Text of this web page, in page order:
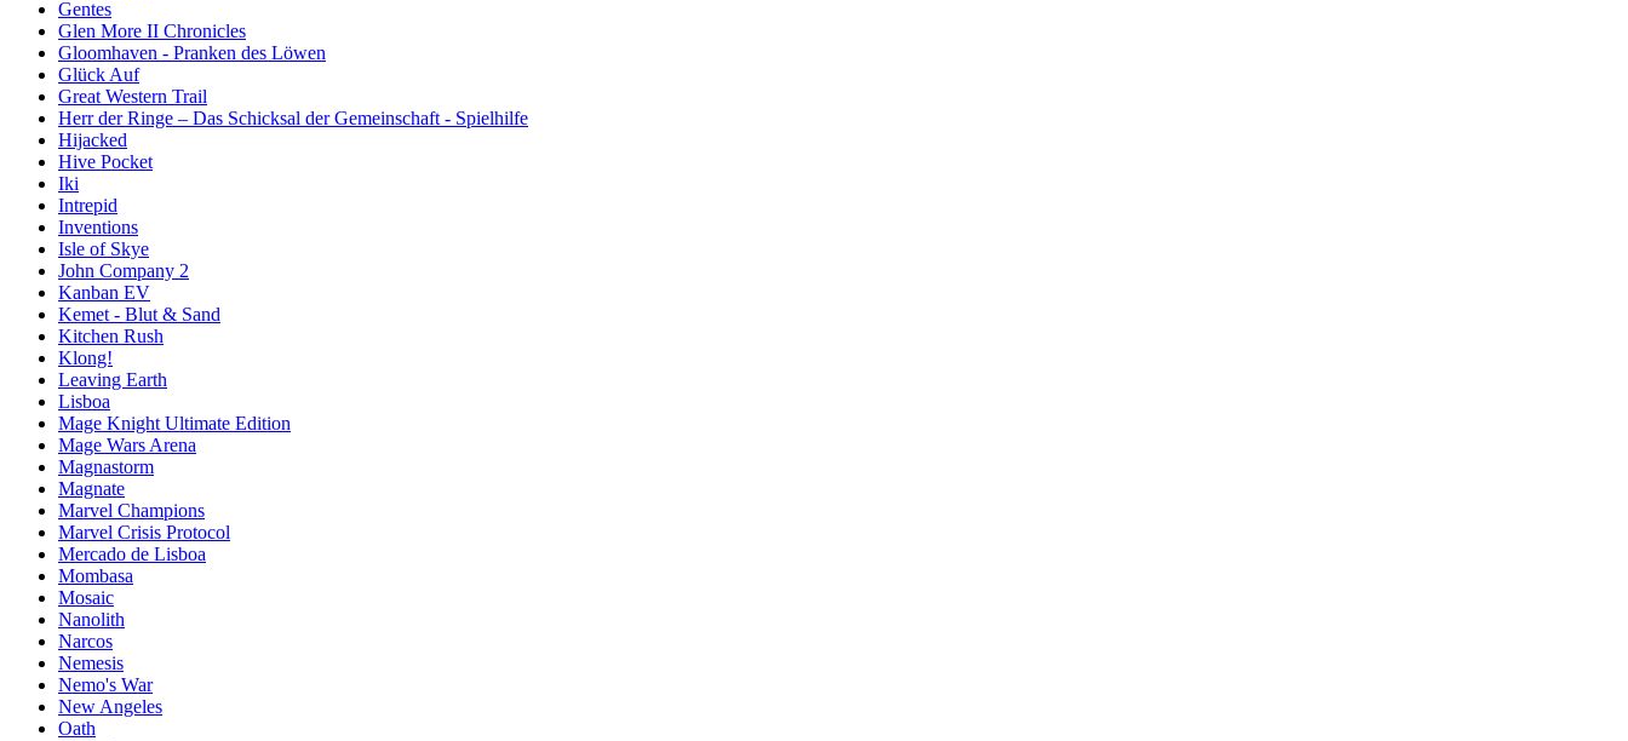
Gentes
Glen More II Chronicles
Gloomhaven - Pranken des Löwen
Glück Auf
Great Western Trail
Herr der Ringe – Das Schicksal der Gemeinschaft - Spielhilfe
Hijacked
Hive Pocket
Iki
Intrepid
Inventions
Isle of Skye
John Company 2
Kanban EV
Kemet - Blut & Sand
Kitchen Rush
Klong!
Leaving Earth
Lisboa
Mage Knight Ultimate Edition
Mage Wars Arena
Magnastorm
Magnate
Marvel Champions
Marvel Crisis Protocol
Mercado de Lisboa
Mombasa
Mosaic
Nanolith
Narcos
Nemesis
Nemo's War
New Angeles
Oath